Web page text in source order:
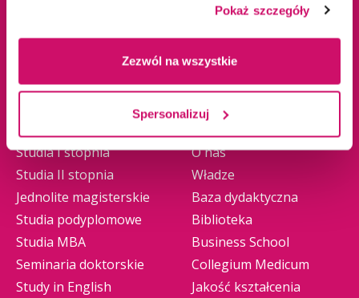
Pokaż szczegóły
Zezwól na wszystkie
Spersonalizuj
Zawiercie
Żywiec
Oferta edukacyjna
Studia I stopnia
Studia II stopnia
Jednolite magisterskie
Studia podyplomowe
Studia MBA
Seminaria doktorskie
Study in English
Uczelnia
O nas
Władze
Baza dydaktyczna
Biblioteka
Business School
Collegium Medicum
Jakość kształcenia